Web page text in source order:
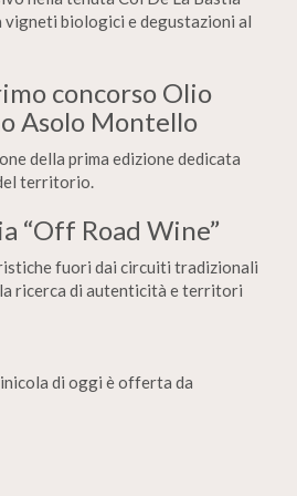
biologici e degustazioni al
concorso Olio
Asolo Montello
della prima edizione dedicata
territorio.
“Off Road Wine”
fuori dai circuiti tradizionali
ricerca di autenticità e territori
di oggi è offerta da